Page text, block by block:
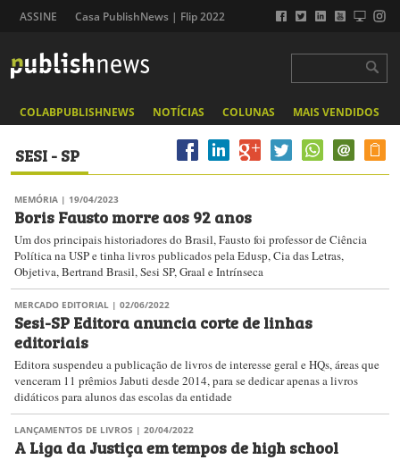
ASSINE Casa PublishNews | Flip 2022
COLABPUBLISHNEWS NOTÍCIAS COLUNAS MAIS VENDIDOS
SESI - SP
MEMÓRIA | 19/04/2023
Boris Fausto morre aos 92 anos
Um dos principais historiadores do Brasil, Fausto foi professor de Ciência
Política na USP e tinha livros publicados pela Edusp, Cia das Letras,
Objetiva, Bertrand Brasil, Sesi SP, Graal e Intrínseca
MERCADO EDITORIAL | 02/06/2022
Sesi-SP Editora anuncia corte de linhas
editoriais
Editora suspendeu a publicação de livros de interesse geral e HQs, áreas que
venceram 11 prêmios Jabuti desde 2014, para se dedicar apenas a livros
didáticos para alunos das escolas da entidade
LANÇAMENTOS DE LIVROS | 20/04/2022
A Liga da Justiça em tempos de high school